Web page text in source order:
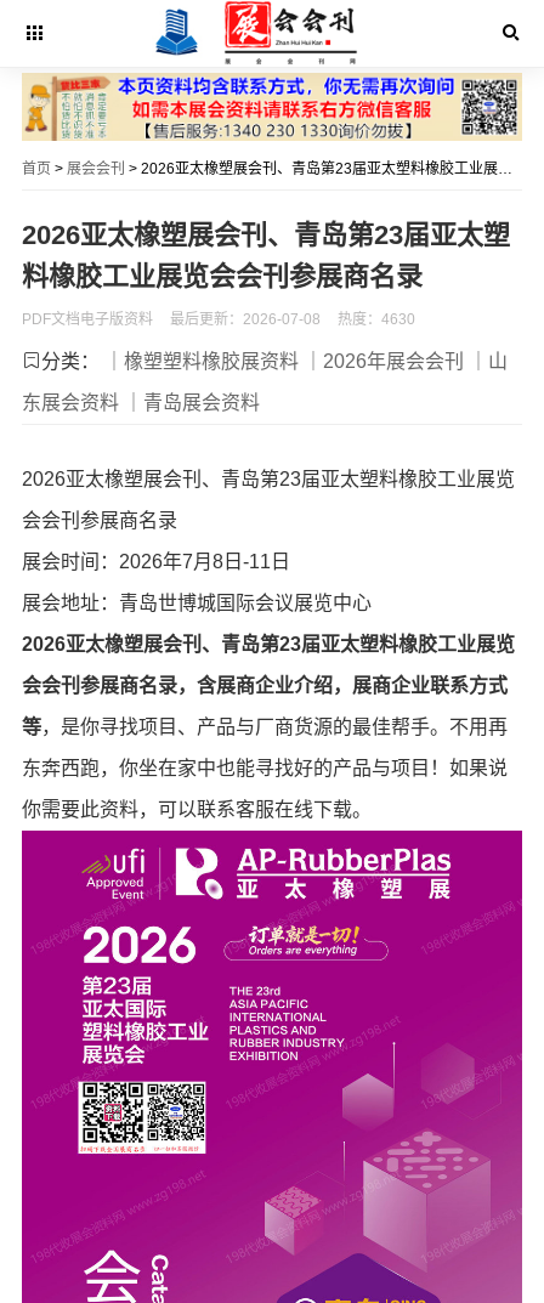
首页 > 展会会刊 > 2026亚太橡塑展会刊、青岛第23届亚太塑料橡胶工业展览会会刊参展商名录
2026亚太橡塑展会刊、青岛第23届亚太塑
料橡胶工业展览会会刊参展商名录
PDF文档电子版资料 最后更新：2026-07-08 热度：4630
分类： ｜橡塑塑料橡胶展资料 ｜2026年展会会刊
｜山
东展会资料
｜青岛展会资料
2026亚太橡塑展会刊、青岛第23届亚太塑料橡胶工业展览
会会刊参展商名录
展会时间：2026年7月8日-11日
展会地址：青岛世博城国际会议展览中心
2026亚太橡塑展会刊、青岛第23届亚太塑料橡胶工业展览
会会刊参展商名录，含展商企业介绍，展商企业联系方式
等，是你寻找项目、产品与厂商货源的最佳帮手。不用再
东奔西跑，你坐在家中也能寻找好的产品与项目！如果说
你需要此资料，可以联系客服在线下载。